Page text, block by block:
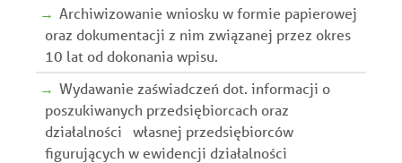
Archiwizowanie wniosku w formie papierowej
oraz dokumentacji z nim związanej przez okres
10 lat od dokonania wpisu.
Wydawanie zaświadczeń dot. informacji o
poszukiwanych przedsiębiorcach oraz
działalności własnej przedsiębiorców
figurujących w ewidencji działalności